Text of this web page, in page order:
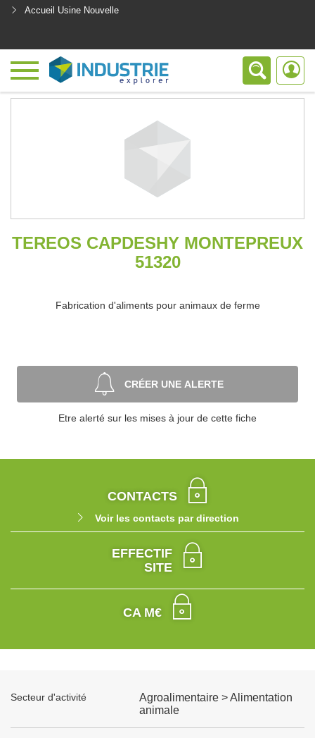
Accueil Usine Nouvelle
TEREOS CAPDESHY MONTEPREUX
51320
Fabrication d'aliments pour animaux de ferme
CRÉER UNE ALERTE
Etre alerté sur les mises à jour de cette fiche
CONTACTS
Voir les contacts par direction
EFFECTIF
SITE
CA M€
Secteur d'activité
Agroalimentaire > Alimentation
animale